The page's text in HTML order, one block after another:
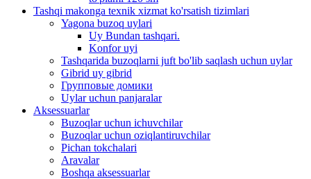
Tashqi makonga texnik xizmat ko'rsatish tizimlari
Yagona buzoq uylari
Uy Bundan tashqari.
Konfor uyi
Tashqarida buzoqlarni juft bo'lib saqlash uchun uylar
Gibrid uy gibrid
Групповые домики
Uylar uchun panjaralar
Aksessuarlar
Buzoqlar uchun ichuvchilar
Buzoqlar uchun oziqlantiruvchilar
Pichan tokchalari
Aravalar
Boshqa aksessuarlar